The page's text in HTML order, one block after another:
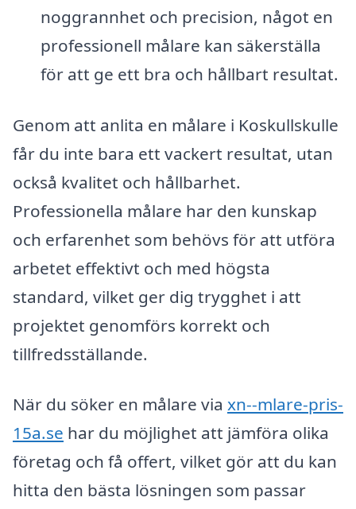
noggrannhet och precision, något en
professionell målare kan säkerställa
för att ge ett bra och hållbart resultat.
Genom att anlita en målare i Koskullskulle
får du inte bara ett vackert resultat, utan
också kvalitet och hållbarhet.
Professionella målare har den kunskap
och erfarenhet som behövs för att utföra
arbetet effektivt och med högsta
standard, vilket ger dig trygghet i att
projektet genomförs korrekt och
tillfredsställande.
När du söker en målare via xn--mlare-pris-
15a.se har du möjlighet att jämföra olika
företag och få offert, vilket gör att du kan
hitta den bästa lösningen som passar